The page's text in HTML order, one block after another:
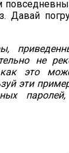
Давай
не
это
эти